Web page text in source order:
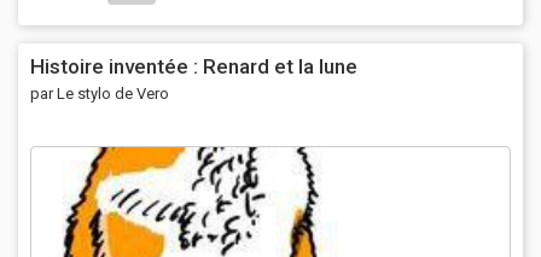
Histoire inventée : Renard et la lune
par Le stylo de Vero